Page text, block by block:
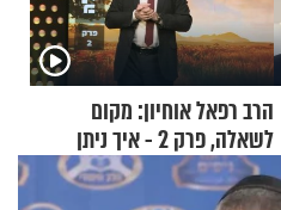
הרב רפאל אוחיון: מקום
לשאלה, פרק 2 - איך ניתן
להוכיח שהתורה משמיים?